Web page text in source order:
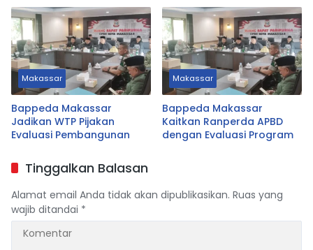
Makassar
Bappeda Makassar
Jadikan WTP Pijakan
Evaluasi Pembangunan
Makassar
Bappeda Makassar
Kaitkan Ranperda APBD
dengan Evaluasi Program
Tinggalkan Balasan
Alamat email Anda tidak akan dipublikasikan. Ruas yang
wajib ditandai *